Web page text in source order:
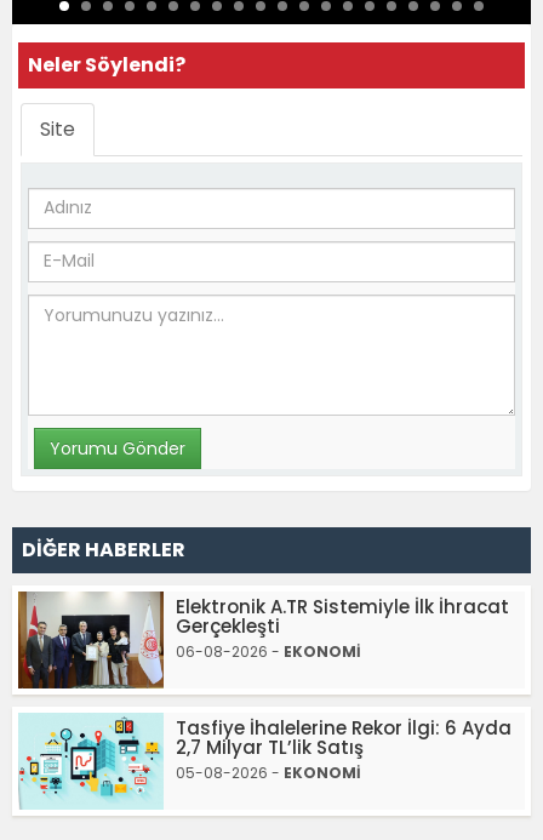
Neler Söylendi?
Site
DİĞER HABERLER
Elektronik A.TR Sistemiyle İlk İhracat
Gerçekleşti
06-08-2026 - EKONOMİ
Tasfiye İhalelerine Rekor İlgi: 6 Ayda
2,7 Milyar TL’lik Satış
05-08-2026 - EKONOMİ